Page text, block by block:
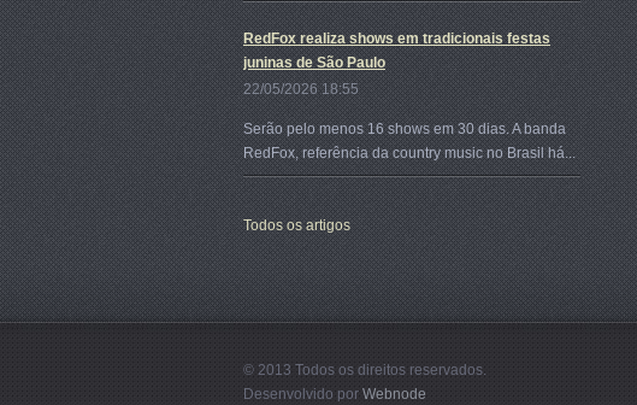
RedFox realiza shows em tradicionais festas
juninas de São Paulo
22/05/2026 18:55
Serão pelo menos 16 shows em 30 dias. A banda
RedFox, referência da country music no Brasil há...
Todos os artigos
© 2013 Todos os direitos reservados.
Desenvolvido porWebnode